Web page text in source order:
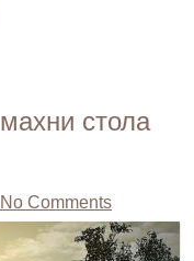
стола
No Comments